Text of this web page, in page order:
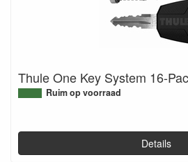
Thule One Key System 16-
Ruim op voorraad
Details